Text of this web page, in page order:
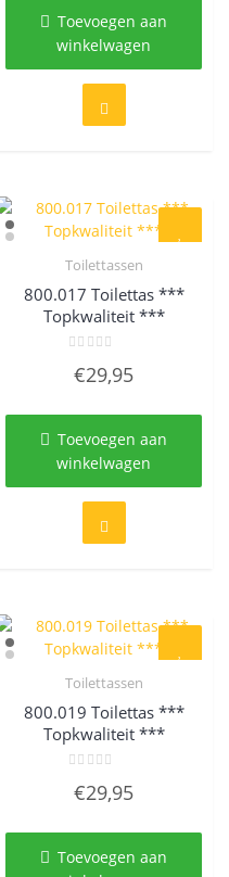
Toevoegen aan
winkelwagen
Toilettassen
800.017 Toilettas ***
Topkwaliteit ***
0
uit
€29,95
Toevoegen aan
winkelwagen
Toilettassen
800.019 Toilettas ***
Topkwaliteit ***
0
uit
€29,95
Toevoegen aan